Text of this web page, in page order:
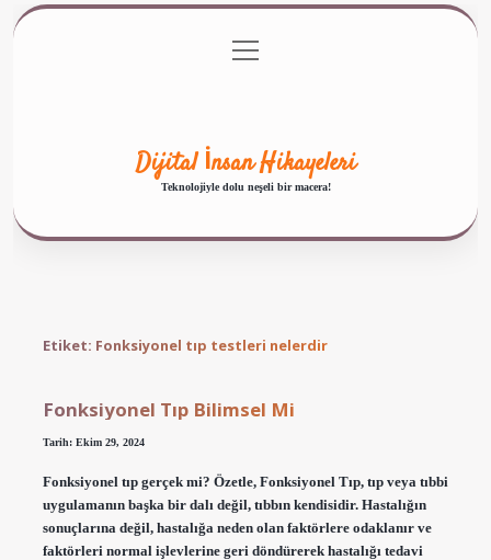
Gizlilik Politikası
menüyü
aç
Dijital İnsan Hikayeleri
Teknolojiyle dolu neşeli bir macera!
Etiket: Fonksiyonel tıp testleri nelerdir
Fonksiyonel Tıp Bilimsel Mi
Tarih: Ekim 29, 2024
Fonksiyonel tıp gerçek mi? Özetle, Fonksiyonel Tıp, tıp veya tıbbi
uygulamanın başka bir dalı değil, tıbbın kendisidir. Hastalığın
sonuçlarına değil, hastalığa neden olan faktörlere odaklanır ve
faktörleri normal işlevlerine geri döndürerek hastalığı tedavi